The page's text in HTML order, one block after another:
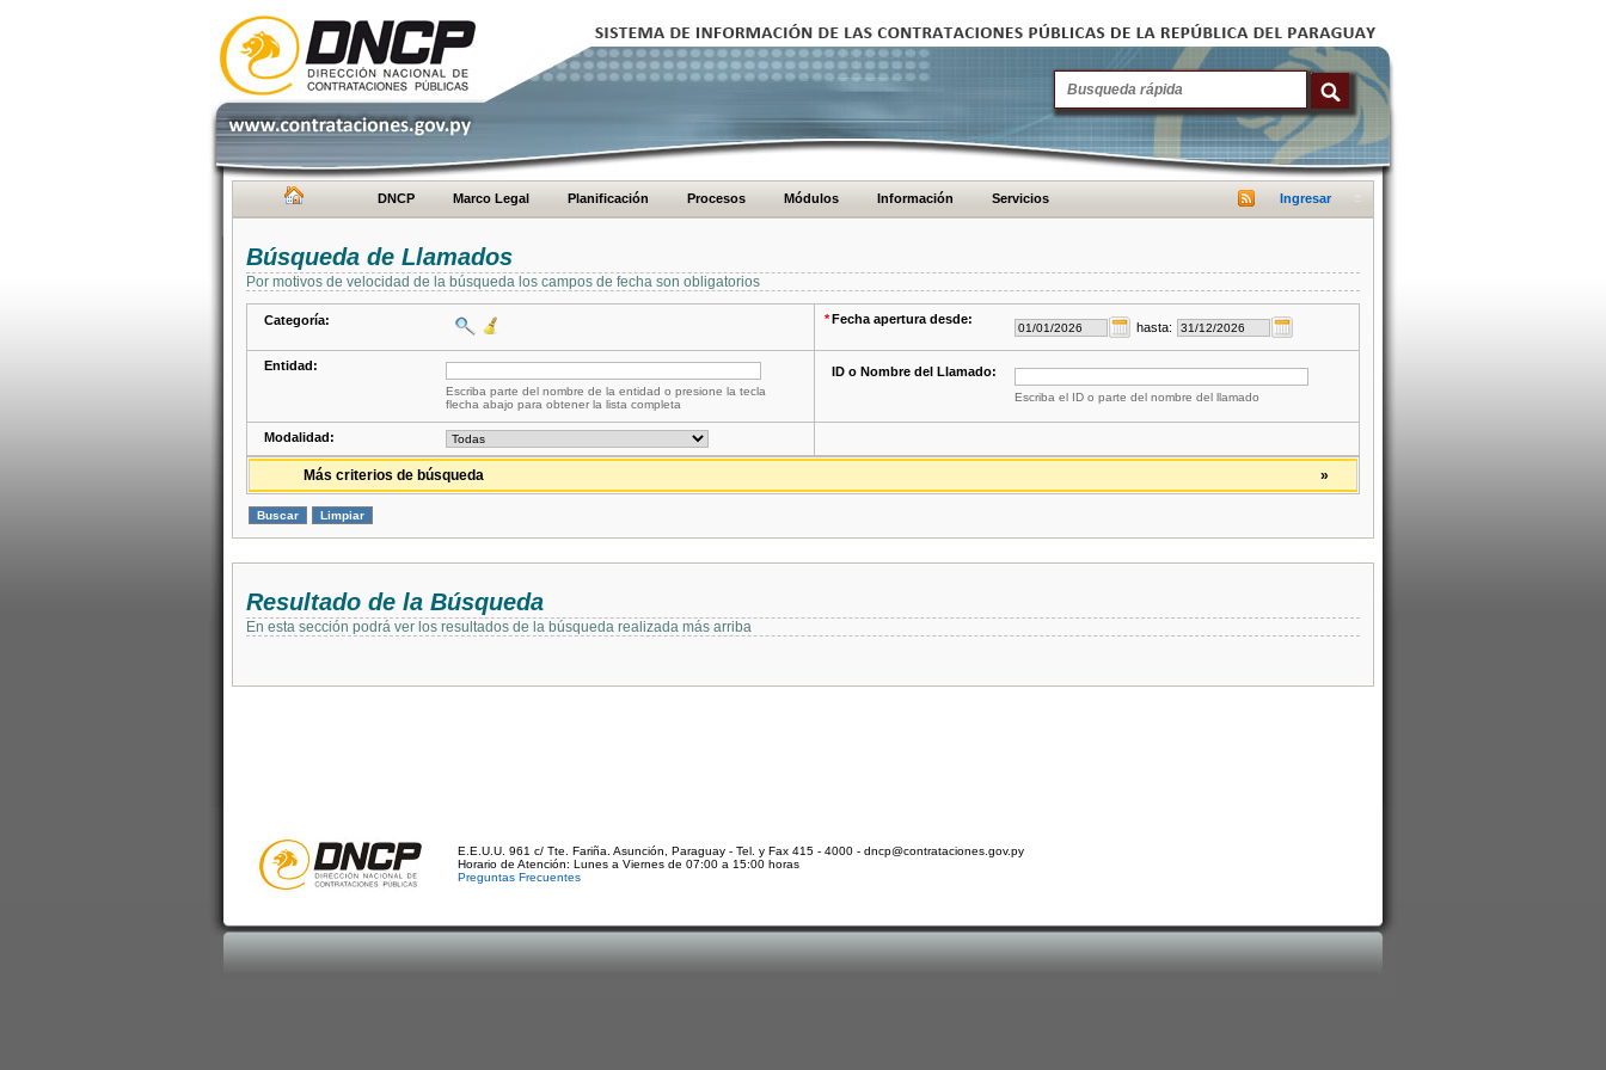
DNCP Marco Legal Planificación Procesos Módulos Información Servicios Ingresar
Búsqueda de Llamados
Por motivos de velocidad de la búsqueda los campos de fecha son obligatorios
Categoría: *Fecha apertura desde:
hasta:
Entidad:
Escriba parte del nombre de la entidad o presione la tecla
flecha abajo para obtener la lista completa
ID o Nombre del Llamado:
Escriba el ID o parte del nombre del llamado
Modalidad:
»
Más criterios de búsqueda
Resultado de la Búsqueda
En esta sección podrá ver los resultados de la búsqueda realizada más arriba
E.E.U.U. 961 c/ Tte. Fariña. Asunción, Paraguay - Tel. y Fax 415 - 4000 - dncp@contrataciones.gov.py
Horario de Atención: Lunes a Viernes de 07:00 a 15:00 horas
Preguntas Frecuentes